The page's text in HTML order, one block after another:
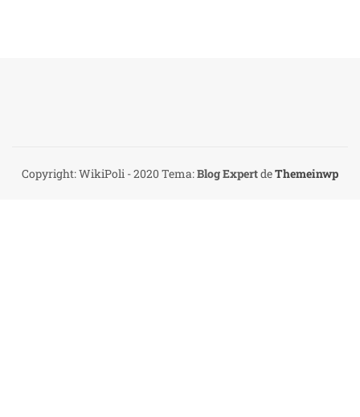
Copyright: WikiPoli - 2020Tema:Blog ExpertdeThemeinwp